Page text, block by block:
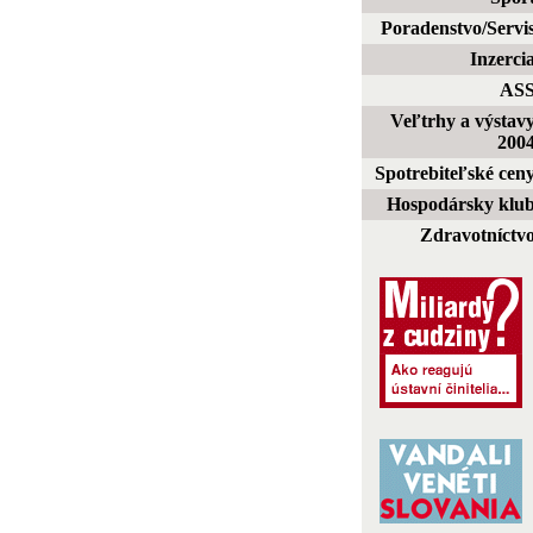
Poradenstvo/
Inzercia
Veľtrhy a
Spotrebiteľské
Hospodársky